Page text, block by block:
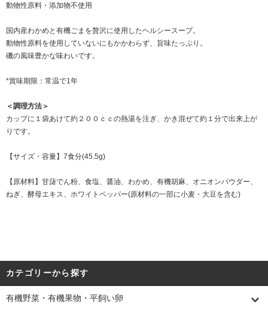
動物性原料・添加物不使用
国内産わかめと有機ごまを贅沢に使用したヘルシースープ。
動物性原料を使用していないにもかかわらず、旨味たっぷり。
磯の風味豊かな味わいです。
*賞味期限：常温で1年
＜調理方法＞
カップに１袋あけて約２００ｃｃの熱湯を注ぎ、かき混ぜて約１分で出来上が
りです。
【サイズ・容量】7食分(45.5g)
【原材料】甘藷でん粉、食塩、醤油、わかめ、有機胡麻、オニオンパウダー、
ねぎ、酵母エキス、ホワイトペッパー(原材料の一部に小麦・大豆を含む)
カテゴリーから探す
有機野菜・有機果物・平飼い卵